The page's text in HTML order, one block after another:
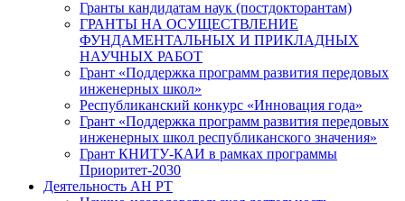
Гранты кандидатам наук (постдокторантам)
ГРАНТЫ НА ОСУЩЕСТВЛЕНИЕ
ФУНДАМЕНТАЛЬНЫХ И ПРИКЛАДНЫХ
НАУЧНЫХ РАБОТ
Грант «Поддержка программ развития передовых
инженерных школ»
Республиканский конкурс «Инновация года»
Грант «Поддержка программ развития передовых
инженерных школ республиканского значения»
Грант КНИТУ-КАИ в рамках программы
Приоритет-2030
Деятельность АН РТ